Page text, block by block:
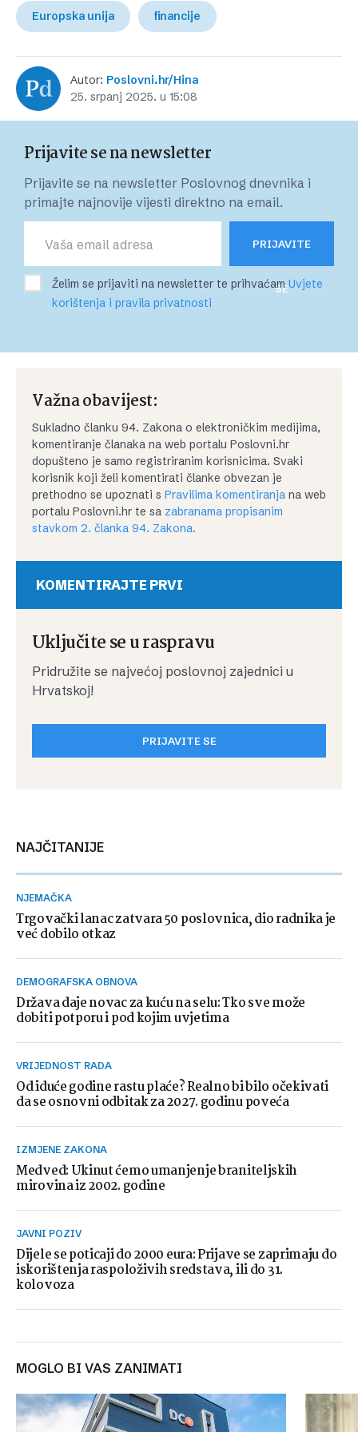
Europska unija financije
Autor: Poslovni.hr/Hina
25. srpanj 2025. u 15:08
Prijavite se na newsletter
Prijavite se na newsletter Poslovnog dnevnika i
primajte najnovije vijesti direktno na email.
PRIJAVITE
SE
Želim se prijaviti na newsletter te prihvaćamUvjete
korištenja i pravila privatnosti
Važna obavijest:
Sukladno članku 94. Zakona o elektroničkim medijima,
komentiranje članaka na web portalu Poslovni.hr
dopušteno je samo registriranim korisnicima. Svaki
korisnik koji želi komentirati članke obvezan je
prethodno se upoznati s Pravilima komentiranja na web
portalu Poslovni.hr te sa zabranama propisanim
stavkom 2. članka 94. Zakona.
KOMENTIRAJTE PRVI
Uključite se u raspravu
Pridružite se najvećoj poslovnoj zajednici u
Hrvatskoj!
PRIJAVITE SE
NAJČITANIJE
NJEMAČKA
Trgovački lanac zatvara 50 poslovnica, dio radnika je
već dobilo otkaz
DEMOGRAFSKA OBNOVA
Država daje novac za kuću na selu: Tko sve može
dobiti potporu i pod kojim uvjetima
VRIJEDNOST RADA
Od iduće godine rastu plaće? Realno bi bilo očekivati
da se osnovni odbitak za 2027. godinu poveća
IZMJENE ZAKONA
Medved: Ukinut ćemo umanjenje braniteljskih
mirovina iz 2002. godine
JAVNI POZIV
Dijele se poticaji do 2000 eura: Prijave se zaprimaju do
iskorištenja raspoloživih sredstava, ili do 31.
kolovoza
MOGLO BI VAS ZANIMATI